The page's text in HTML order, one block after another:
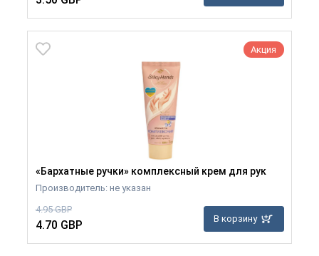
Акция
«Бархатные ручки» комплексный крем для рук
Производитель: не указан
4.95 GBP
4.70 GBP В корзину